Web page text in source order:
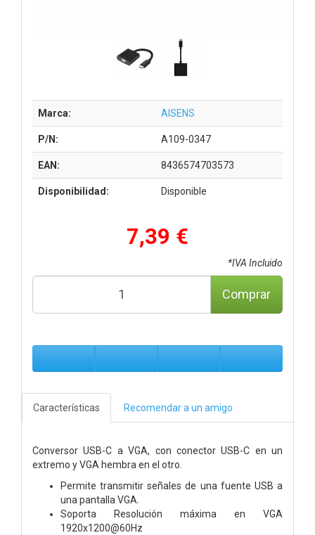
Marca: AISENS
P/N: A109-0347
EAN: 8436574703573
Disponibilidad: Disponible
7,39 €
*IVA Incluido
Comprar
Características Recomendar a un amigo
Conversor USB-C a VGA, con conector USB-C en un
extremo y VGA hembra en el otro.
Permite transmitir señales de una fuente USB a
una pantalla VGA.
Soporta Resolución máxima en VGA
1920x1200@60Hz